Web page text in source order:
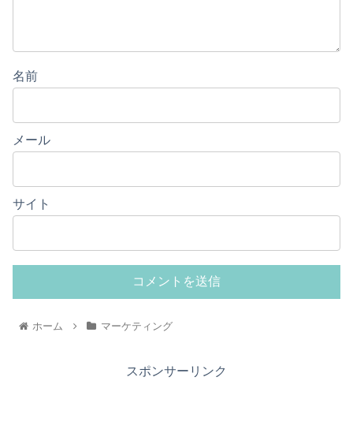
名前
メール
サイト
ホーム マーケティング
スポンサーリンク